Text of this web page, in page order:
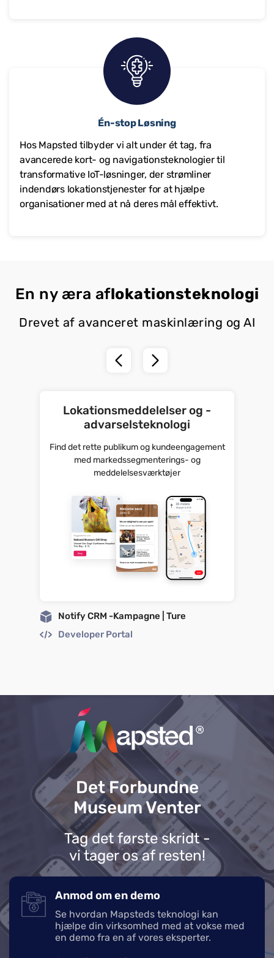
Én-stop Løsning
Hos Mapsted tilbyder vi alt under ét tag, fra
avancerede kort- og navigationsteknologier til
transformative IoT-løsninger, der strømliner
indendørs lokationstjenester for at hjælpe
organisationer med at nå deres mål effektivt.
En ny æra aflokationsteknologi
Drevet af avanceret maskinlæring og AI
Lokationsmeddelelser og -
advarselsteknologi
Find det rette publikum og kundeengagement
med markedssegmenterings- og
meddelelsesværktøjer
Notify CRM -Kampagne | Ture
Developer Portal
Det Forbundne
Museum Venter
Tag det første skridt -
vi tager os af resten!
Anmod om en demo
Se hvordan Mapsteds teknologi kan
hjælpe din virksomhed med at vokse med
en demo fra en af vores eksperter.